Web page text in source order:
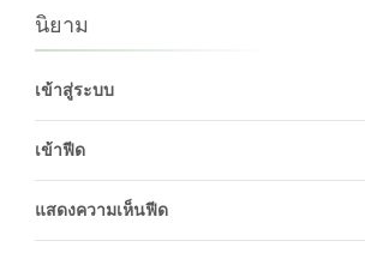
นิยาม
เข้าสู่ระบบ
เข้าฟีด
แสดงความเห็นฟีด